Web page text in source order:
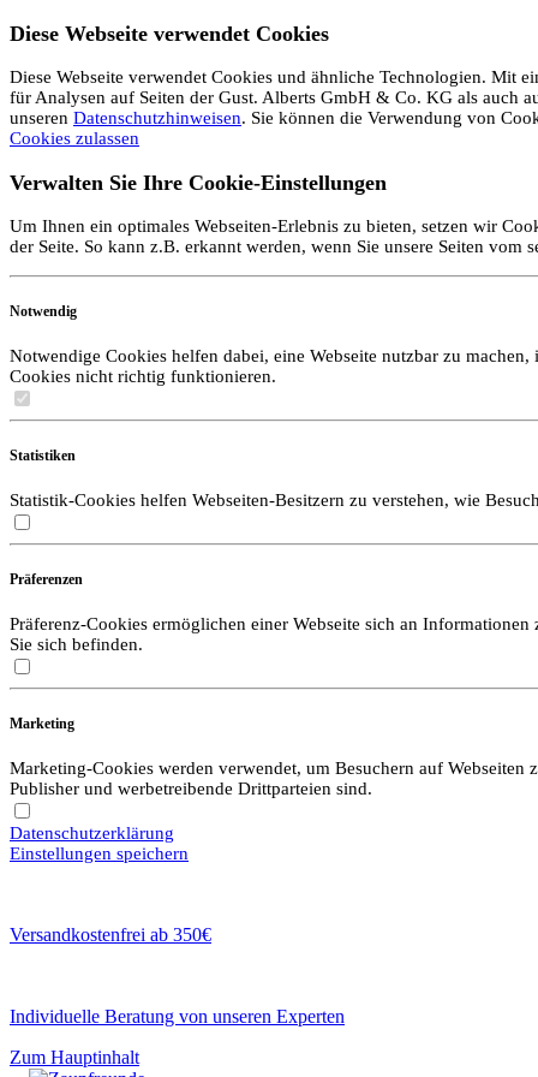
Diese Webseite verwendet Cookies
Diese Webseite verwendet Cookies und ähnliche Technologien. Mit
für Analysen auf Seiten der Gust. Alberts GmbH & Co. KG als auch
unseren Datenschutzhinweisen. Sie können die Verwendung von
Cookies zulassen
Verwalten Sie Ihre Cookie-Einstellungen
Um Ihnen ein optimales Webseiten-Erlebnis zu bieten, setzen wir
der Seite. So kann z.B. erkannt werden, wenn Sie unsere Seiten
Notwendig
Notwendige Cookies helfen dabei, eine Webseite nutzbar zu
Cookies nicht richtig funktionieren.
Statistiken
Statistik-Cookies helfen Webseiten-Besitzern zu verstehen, wie
Präferenzen
Präferenz-Cookies ermöglichen einer Webseite sich an
Sie sich befinden.
Marketing
Marketing-Cookies werden verwendet, um Besuchern auf
Publisher und werbetreibende Drittparteien sind.
Datenschutzerklärung
Einstellungen speichern
Versandkostenfrei ab 350€
Individuelle Beratung von unseren Experten
Zum Hauptinhalt